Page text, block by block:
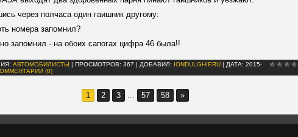
через полчаса один гаишник другому:
номера запомнил?
запомнил - на обоих сапогах цифра 46 была!!
АВТОМОБИЛИСТЫ | ПРОСМОТРОВ: 367 | ДОБАВИЛ: IONDULGHIERU | ДАТА: 2015-
(0)
1 2 3 ... 57 58 »